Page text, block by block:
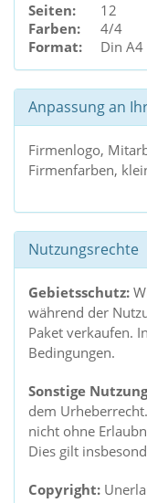
Seiten:
12
Farben:
4/4
Format:
Din A4
Anpassung an
Firmenlogo,
Firmenfarben,
Nutzungsrechte
Gebietsschutz:
während der
Paket verkaufen.
Bedingungen.
Sonstige
dem
nicht ohne
Dies gilt
Copyright: